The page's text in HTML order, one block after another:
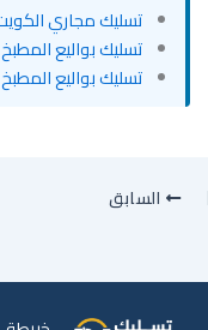
تسليك مجاري
تسليك بواليع المطبخ
تسليك بواليع
السابق